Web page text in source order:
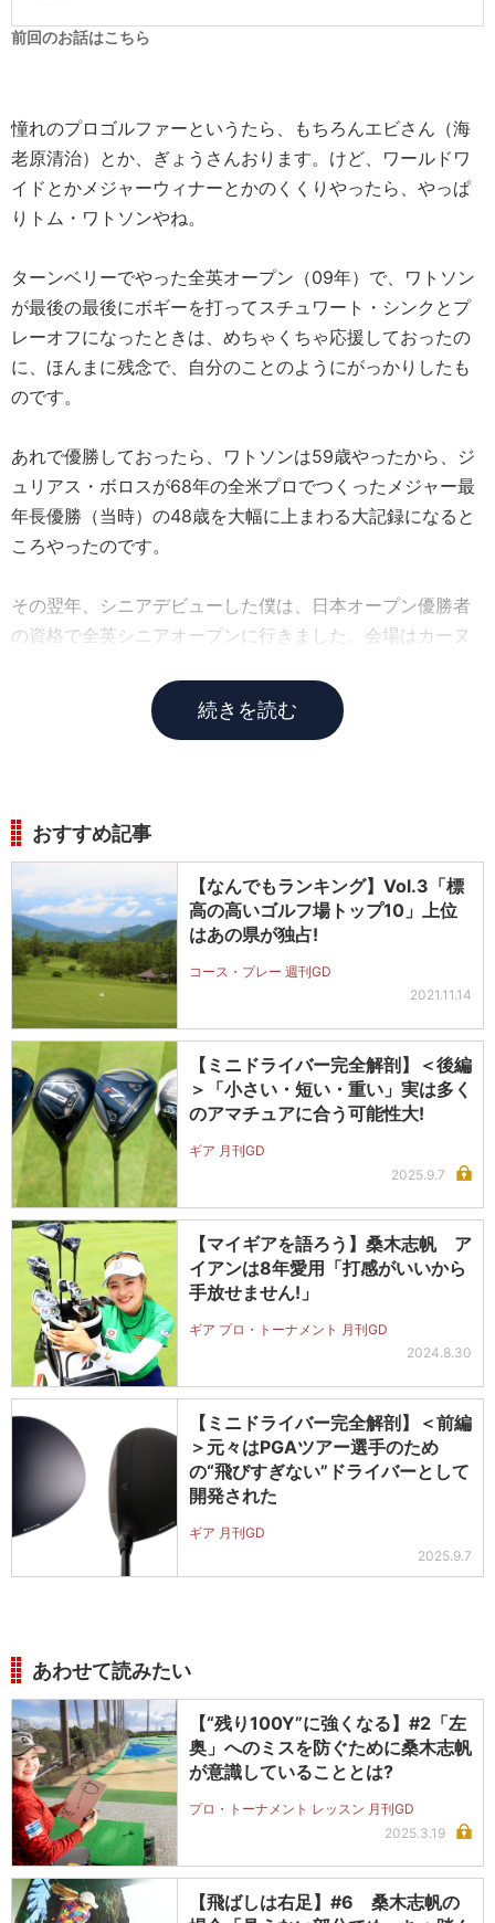
前回のお話はこちら
憧れのプロゴルファーというたら、もちろんエビさん（海
老原清治）とか、ぎょうさんおります。けど、ワールドワ
イドとかメジャーウィナーとかのくくりやったら、やっぱ
りトム・ワトソンやね。
ターンベリーでやった全英オープン（09年）で、ワトソン
が最後の最後にボギーを打ってスチュワート・シンクとプ
レーオフになったときは、めちゃくちゃ応援しておったの
に、ほんまに残念で、自分のことのようにがっかりしたも
のです。
あれで優勝しておったら、ワトソンは59歳やったから、ジ
ュリアス・ボロスが68年の全米プロでつくったメジャー最
年長優勝（当時）の48歳を大幅に上まわる大記録になると
ころやったのです。
その翌年、シニアデビューした僕は、日本オープン優勝者
の資格で全英シニアオープンに行きました。会場はカーヌ
続きを読む
おすすめ記事
【なんでもランキング】Vol.3「標
高の高いゴルフ場トップ10」上位
はあの県が独占!
コース・プレー 週刊GD
2021.11.14
【ミニドライバー完全解剖】＜後編
＞「小さい・短い・重い」実は多く
のアマチュアに合う可能性大!
ギア 月刊GD
2025.9.7
【マイギアを語ろう】桑木志帆 ア
イアンは8年愛用「打感がいいから
手放せません!」
ギア プロ・トーナメント 月刊GD
2024.8.30
【ミニドライバー完全解剖】＜前編
＞元々はPGAツアー選手のため
の“飛びすぎない”ドライバーとして
開発された
ギア 月刊GD
2025.9.7
あわせて読みたい
【“残り100Y”に強くなる】#2「左
奥」へのミスを防ぐために桑木志帆
が意識していることとは?
プロ・トーナメント レッスン 月刊GD
2025.3.19
【飛ばしは右足】#6 桑木志帆の